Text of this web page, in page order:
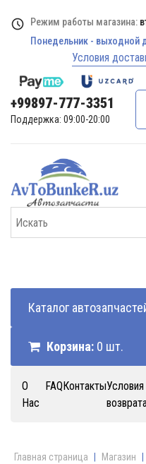
Режим работы магазина:
Понедельник - выходной
Условия
+99897-777-3351
Поддержка: 09:00-20:00
Каталог
Корзина: 0 шт.
О
Нас
FAQКонтакты
Главная страница Магазин